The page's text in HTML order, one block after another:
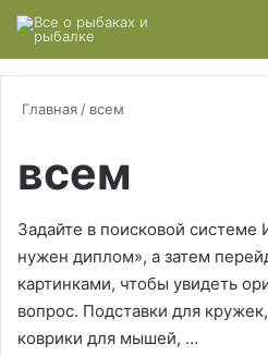
Главная / всем
всем
Задайте в поисковой системе
нужен диплом», а затем
картинками, чтобы увидеть
вопрос. Подставки для
коврики для мышей, …